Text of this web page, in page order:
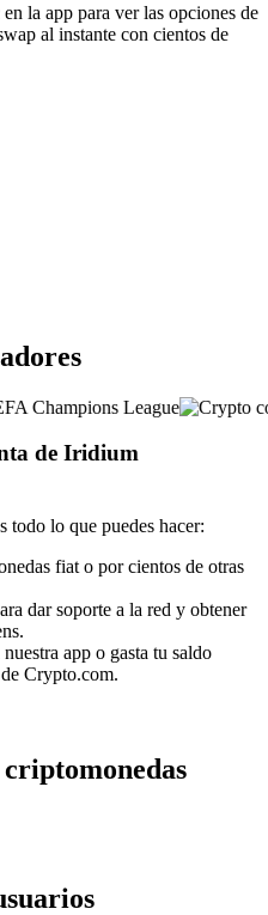
la app para ver las opciones de
al instante con cientos de
de Iridium
todo lo que puedes hacer:
fiat o por cientos de otras
dar soporte a la red y obtener
app o gasta tu saldo
Crypto.com.
criptomonedas